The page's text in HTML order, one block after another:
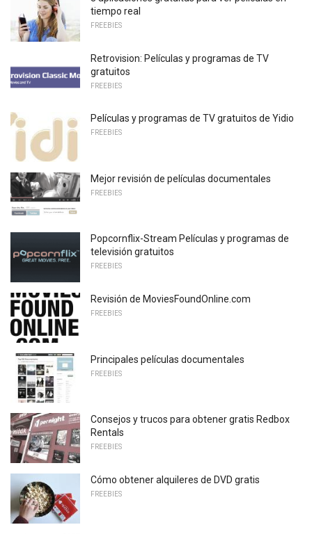
tiempo real
FREEBIES
Retrovision: Películas y programas de TV
gratuitos
FREEBIES
Películas y programas de TV gratuitos de Yidio
FREEBIES
Mejor revisión de películas documentales
FREEBIES
Popcornflix-Stream Películas y programas de
televisión gratuitos
FREEBIES
Revisión de MoviesFoundOnline.com
FREEBIES
Principales películas documentales
FREEBIES
Consejos y trucos para obtener gratis Redbox
Rentals
FREEBIES
Cómo obtener alquileres de DVD gratis
FREEBIES